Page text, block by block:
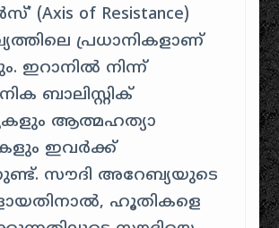
(Axis of Resistance)
പ്രധാനികളാണ്
ഇറാനിൽ നിന്ന്
ബാലിസ്റ്റിക്
ആത്മഹത്യാ
ഇവർക്ക്
സൗദി അറേബ്യയുടെ
ഹൂതികളെ